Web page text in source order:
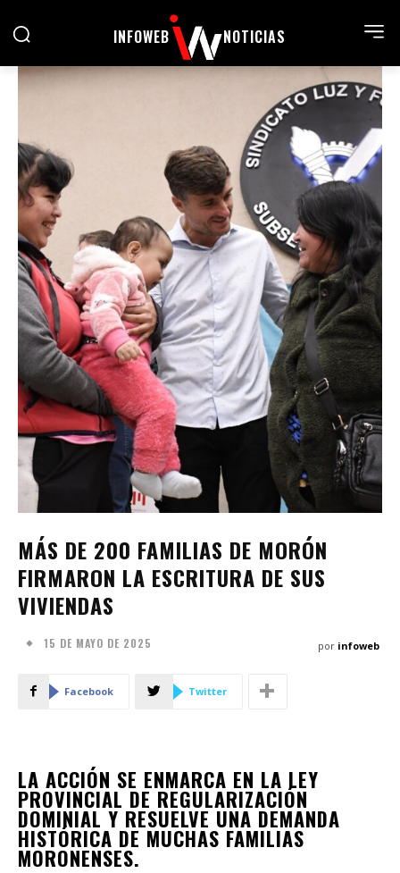
INFOWEB NOTICIAS
MÁS DE 200 FAMILIAS DE MORÓN
FIRMARON LA ESCRITURA DE SUS
VIVIENDAS
15 DE MAYO DE 2025 por infoweb
Facebook Twitter
LA ACCIÓN SE ENMARCA EN LA LEY
PROVINCIAL DE REGULARIZACIÓN
DOMINIAL Y RESUELVE UNA DEMANDA
HISTÓRICA DE MUCHAS FAMILIAS
MORONENSES.